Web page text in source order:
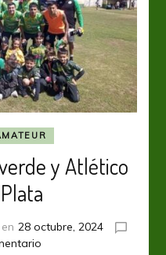
y Atlético
28 octubre, 2024